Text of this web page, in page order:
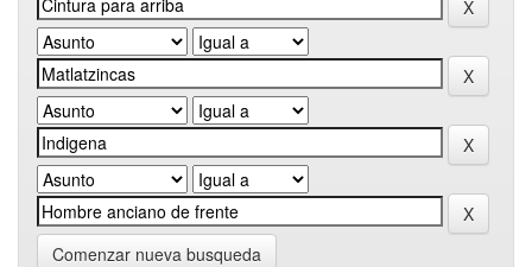
Comenzar nueva busqueda